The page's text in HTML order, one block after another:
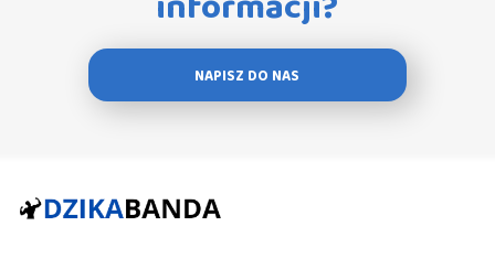
NAPISZ DO NAS